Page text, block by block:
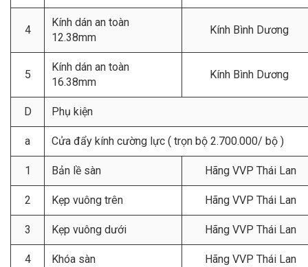
4
Kính dán an toàn
12.38mm
Kính Bình Dương
5
Kính dán an toàn
16.38mm
Kính Bình Dương
D Phụ kiện
a Cửa đẩy kính cường lực ( trọn bộ 2.700.000/ bộ )
1 Bản lề sàn Hãng VVP Thái Lan
2 Kẹp vuông trên Hãng VVP Thái Lan
3 Kẹp vuông dưới Hãng VVP Thái Lan
4 Khóa sàn Hãng VVP Thái Lan